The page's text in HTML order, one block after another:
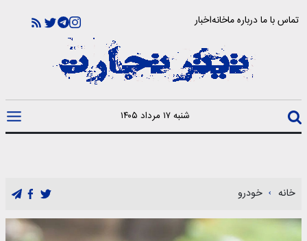
تماس با مادرباره ماخانهاخبار
شنبه ۱۷ مرداد ۱۴۰۵
خانه خودرو